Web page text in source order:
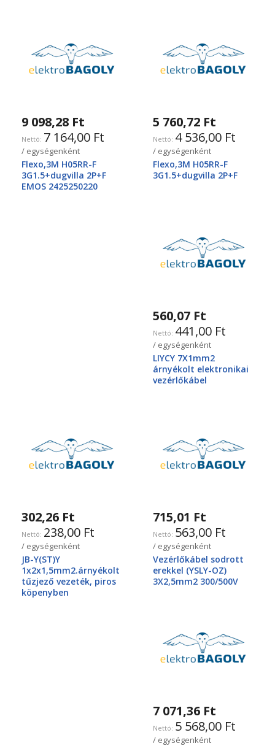
9 098,28 Ft
7 164,00 Ft
/ egységenként
Flexo,3M H05RR-F
3G1.5+dugvilla 2P+F
EMOS 2425250220
5 760,72 Ft
4 536,00 Ft
/ egységenként
Flexo,3M H05RR-F
3G1.5+dugvilla 2P+F
560,07 Ft
441,00 Ft
/ egységenként
LIYCY 7X1mm2
árnyékolt elektronikai
vezérlőkábel
302,26 Ft
238,00 Ft
/ egységenként
JB-Y(ST)Y
1x2x1,5mm2.árnyékolt
tűzjező vezeték, piros
köpenyben
715,01 Ft
563,00 Ft
/ egységenként
Vezérlőkábel sodrott
erekkel (YSLY-OZ)
3X2,5mm2 300/500V
7 071,36 Ft
5 568,00 Ft
/ egységenként